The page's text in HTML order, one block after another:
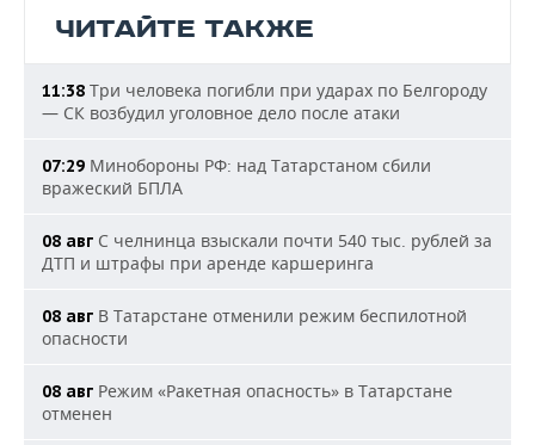
ЧИТАЙТЕ ТАКЖЕ
11:38 Три человека погибли при ударах по Белгороду
— СК возбудил уголовное дело после атаки
07:29 Минобороны РФ: над Татарстаном сбили
вражеский БПЛА
08 авг С челнинца взыскали почти 540 тыс. рублей за
ДТП и штрафы при аренде каршеринга
08 авг В Татарстане отменили режим беспилотной
опасности
08 авг Режим «Ракетная опасность» в Татарстане
отменен